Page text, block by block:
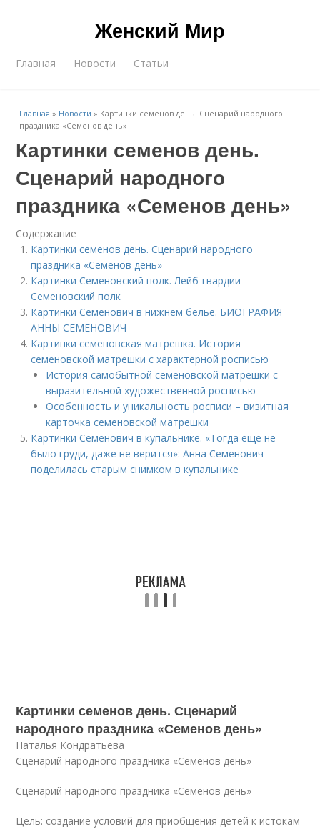
Женский Мир
Главная Новости Статьи
Главная » Новости » Картинки семенов день. Сценарий народного
праздника «Семенов день»
Картинки семенов день.
Сценарий народного
праздника «Семенов день»
Содержание
Картинки семенов день. Сценарий народного
праздника «Семенов день»
Картинки Семеновский полк. Лейб-гвардии
Семеновский полк
Картинки Семенович в нижнем белье. БИОГРАФИЯ
АННЫ СЕМЕНОВИЧ
Картинки семеновская матрешка. История
семеновской матрешки с характерной росписью
История самобытной семеновской матрешки с
выразительной художественной росписью
Особенность и уникальность росписи – визитная
карточка семеновской матрешки
Картинки Семенович в купальнике. «Тогда еще не
было груди, даже не верится»: Анна Семенович
поделилась старым снимком в купальнике
Картинки семенов день. Сценарий
народного праздника «Семенов день»
Наталья Кондратьева
Сценарий народного праздника «Семенов день»
Сценарий народного праздника «Семенов день»
Цель: создание условий для приобщения детей к истокам